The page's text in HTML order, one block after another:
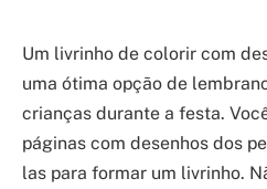
Um livrinho de colorir com
uma ótima opção de
crianças durante a festa.
páginas com desenhos dos
las para formar um livrinho.